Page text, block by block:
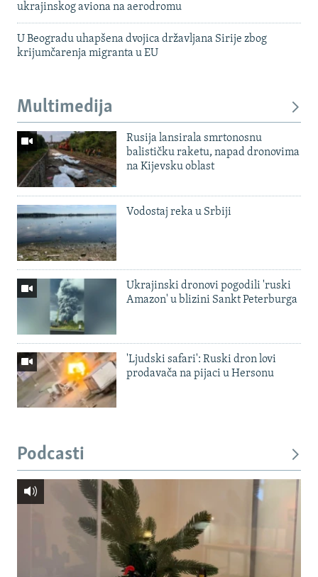
ukrajinskog aviona na aerodromu
U Beogradu uhapšena dvojica državljana Sirije zbog
krijumčarenja migranta u EU
Multimedija
Rusija lansirala smrtonosnu
balističku raketu, napad dronovima
na Kijevsku oblast
Vodostaj reka u Srbiji
Ukrajinski dronovi pogodili 'ruski
Amazon' u blizini Sankt Peterburga
'Ljudski safari': Ruski dron lovi
prodavača na pijaci u Hersonu
Podcasti